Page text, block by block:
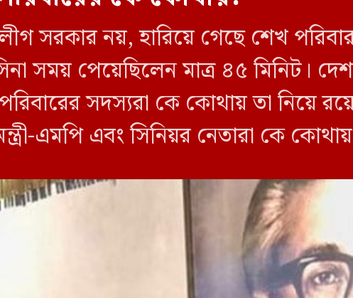
সরকার নয়, হারিয়ে গেছে শেখ
সময় পেয়েছিলেন মাত্র ৪৫ মিনিট।
সদস্যরা কে কোথায় তা নিয়ে
এমপি এবং সিনিয়র নেতারা কে